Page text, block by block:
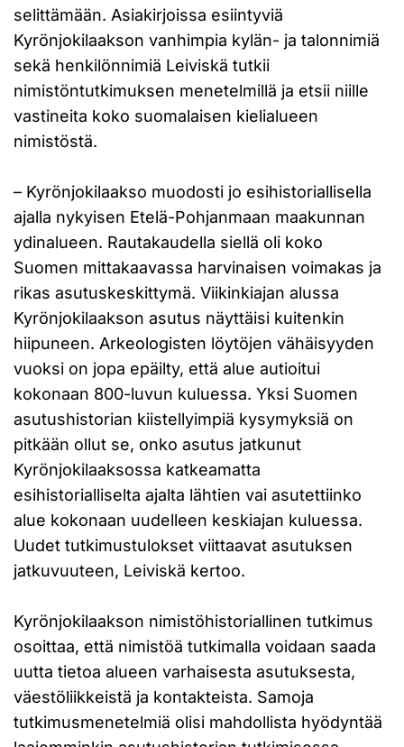
selittämään. Asiakirjoissa esiintyviä
Kyrönjokilaakson vanhimpia kylän- ja talonnimiä
sekä henkilönnimiä Leiviskä tutkii
nimistöntutkimuksen menetelmillä ja etsii niille
vastineita koko suomalaisen kielialueen
nimistöstä.
– Kyrönjokilaakso muodosti jo esihistoriallisella
ajalla nykyisen Etelä-Pohjanmaan maakunnan
ydinalueen. Rautakaudella siellä oli koko
Suomen mittakaavassa harvinaisen voimakas ja
rikas asutuskeskittymä. Viikinkiajan alussa
Kyrönjokilaakson asutus näyttäisi kuitenkin
hiipuneen. Arkeologisten löytöjen vähäisyyden
vuoksi on jopa epäilty, että alue autioitui
kokonaan 800-luvun kuluessa. Yksi Suomen
asutushistorian kiistellyimpiä kysymyksiä on
pitkään ollut se, onko asutus jatkunut
Kyrönjokilaaksossa katkeamatta
esihistorialliselta ajalta lähtien vai asutettiinko
alue kokonaan uudelleen keskiajan kuluessa.
Uudet tutkimustulokset viittaavat asutuksen
jatkuvuuteen, Leiviskä kertoo.
Kyrönjokilaakson nimistöhistoriallinen tutkimus
osoittaa, että nimistöä tutkimalla voidaan saada
uutta tietoa alueen varhaisesta asutuksesta,
väestöliikkeistä ja kontakteista. Samoja
tutkimusmenetelmiä olisi mahdollista hyödyntää